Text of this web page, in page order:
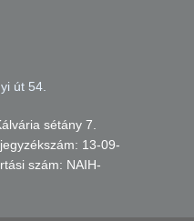
út 54.
sétány 7.
13-09-
szám: NAIH-